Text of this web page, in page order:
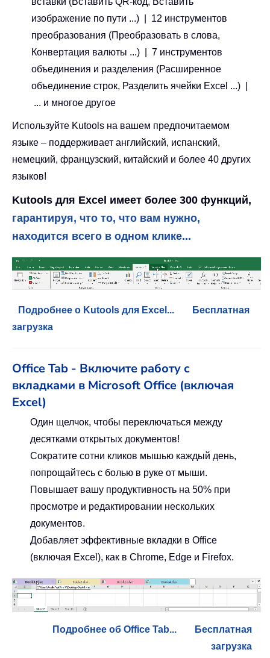
изображение по пути ...) | 12 инструментов
преобразования (Преобразовать в слова,
Конвертация валюты ...) | 7 инструментов
объединения и разделения (Расширенное
объединение строк, Разделить ячейки Excel ...) |
... и многое другое
Используйте Kutools на вашем предпочитаемом
языке – поддерживает английский, испанский,
немецкий, французский, китайский и более 40 других
языков!
Kutools для Excel имеет более 300 функций,
гарантируя, что то, что вам нужно,
находится всего в одном клике...
Подробнее о Kutools для Excel...
Бесплатная
загрузка
Office Tab - Включите работу с
вкладками в Microsoft Office (включая
Excel)
Один щелчок, чтобы переключаться между
десятками открытых документов!
Сократите сотни кликов мышью каждый день,
попрощайтесь с болью в руке от мыши.
Повышает вашу продуктивность на 50% при
просмотре и редактировании нескольких
документов.
Добавляет эффективные вкладки в Office
(включая Excel), как в Chrome, Edge и Firefox.
Подробнее об Office Tab...
Бесплатная
загрузка